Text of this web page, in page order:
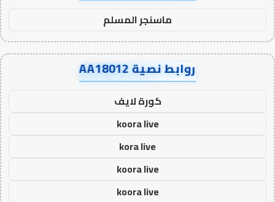
ماسنجر المسلم
روابط نصية AA18012
كورة لايف
koora live
kora live
koora live
koora live